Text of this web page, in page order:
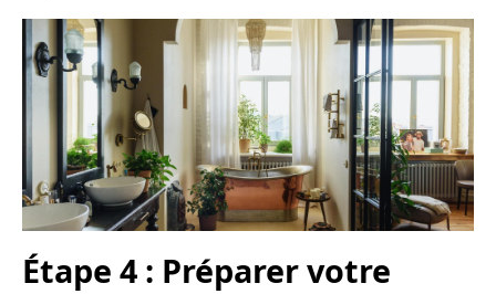
Étape 4 : Préparer votre